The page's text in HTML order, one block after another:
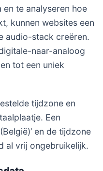
en te analyseren hoe
kunnen websites een
audio-stack creëren.
naar-analoog
tot een uniek
tijdzone en
Een
en de tijdzone
al vrij ongebruikelijk.